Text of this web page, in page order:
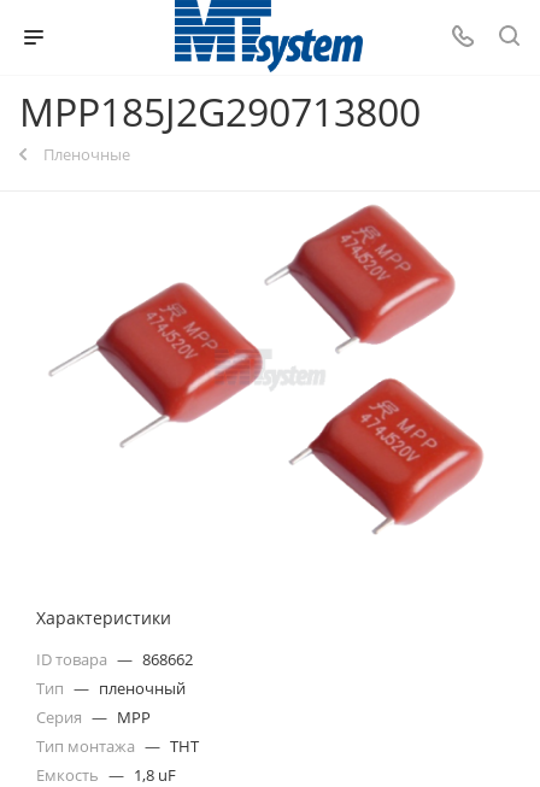
MPP185J2G290713800
Пленочные
Характеристики
ID товара — 868662
Тип — пленочный
Серия — MPP
Тип монтажа — THT
Емкость — 1,8 uF